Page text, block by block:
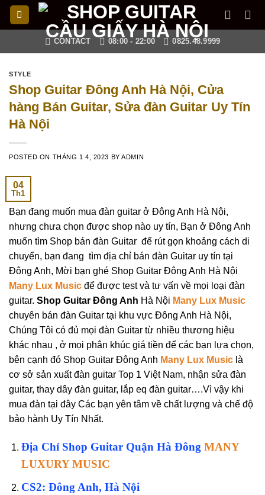
Skip
CONTACT 08:00 - 22:00 0825.48.9999
STYLE
Shop Guitar Đông Anh Hà Nội, Cửa
hàng Bán Guitar, Sửa đàn Guitar Uy Tín
Hà Nội
POSTED ON THÁNG 1 4, 2023 BYADMIN
04
Th1
Bạn đang muốn mua đàn guitar ở Đông Anh Hà Nội,
nhưng chưa chọn được shop nào uy tín, Bạn ở Đông Anh
muốn tìm Shop bán đàn Guitar để rút gọn khoảng cách di
chuyển, bạn đang tìm địa chỉ bán đàn Guitar uy tín tại
Đông Anh, Mời bạn ghé Shop Guitar Đông Anh Hà Nội
Many Lux Music để được test và tư vấn về mọi loại đàn
guitar. Shop Guitar Đông Anh Hà Nội Many Lux Music
chuyên bán đàn Guitar tại khu vực Đông Anh Hà Nội,
Chúng Tôi có đủ mọi đàn Guitar từ nhiều thương hiệu
khác nhau , ở mọi phân khúc giá tiền để các bạn lựa chọn,
bên cạnh đó Shop Guitar Đông Anh Many Lux Music là
cơ sở sản xuất đàn guitar Top 1 Việt Nam, nhận sửa đàn
guitar, thay dây đàn guitar, lắp eq đàn guitar….Vì vậy khi
mua đàn tại đây Các bạn yên tâm về chất lượng và chế độ
bảo hành Uy Tín Nhất.
Địa Chỉ Shop Guitar Quận Hà Đông MANY
LUXURY MUSIC
CS2: Đông Anh, Hà Nội